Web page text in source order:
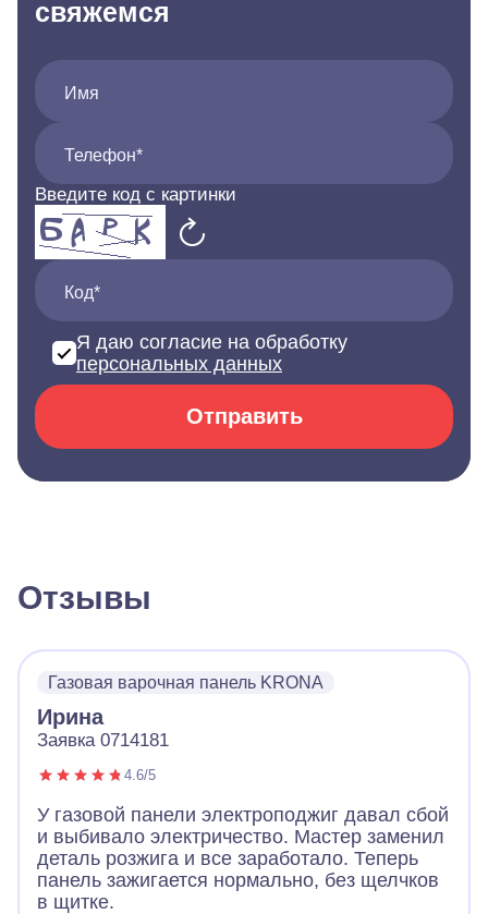
свяжемся
Имя
Телефон*
Введите код с картинки
Код*
Я даю согласие на обработку
персональных данных
Отправить
Отзывы
Газовая варочная панель KRONA
Ирина
Заявка 0714181
4.6/5
У газовой панели электроподжиг давал сбой
и выбивало электричество. Мастер заменил
деталь розжига и все заработало. Теперь
панель зажигается нормально, без щелчков
в щитке.